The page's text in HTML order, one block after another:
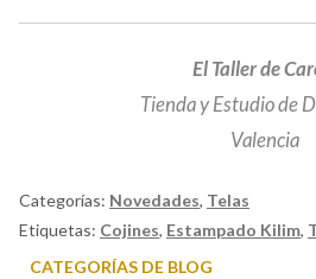
El Taller de
Tienda y Estudio de
Valencia
Categorías: Novedades, Telas
Etiquetas: Cojines, Estampado Kilim,
CATEGORÍAS DE BLOG